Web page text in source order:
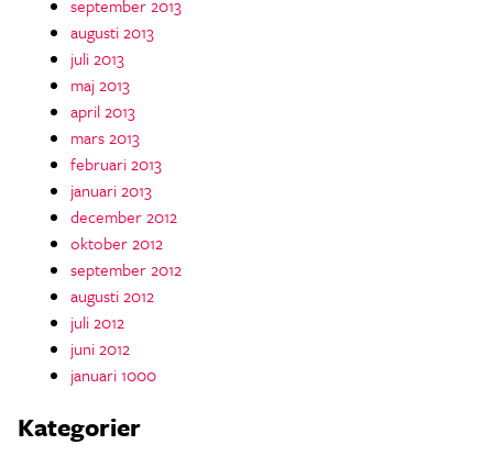
september 2013
augusti 2013
juli 2013
maj 2013
april 2013
mars 2013
februari 2013
januari 2013
december 2012
oktober 2012
september 2012
augusti 2012
juli 2012
juni 2012
januari 1000
Kategorier